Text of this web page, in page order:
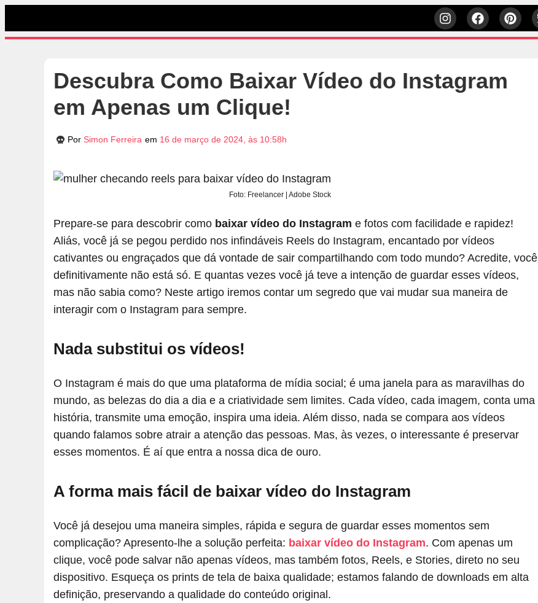
Descubra Como Baixar Vídeo do Instagram
em Apenas um Clique!
Por Simon Ferreira em 16 de março de 2024, às 10:58h
Foto: Freelancer | Adobe Stock
Prepare-se para descobrir como baixar vídeo do Instagram e fotos com facilidade e rapidez!
Aliás, você já se pegou perdido nos infindáveis Reels do Instagram, encantado por vídeos
cativantes ou engraçados que dá vontade de sair compartilhando com todo mundo? Acredite, você
definitivamente não está só. E quantas vezes você já teve a intenção de guardar esses vídeos,
mas não sabia como? Neste artigo iremos contar um segredo que vai mudar sua maneira de
interagir com o Instagram para sempre.
Nada substitui os vídeos!
O Instagram é mais do que uma plataforma de mídia social; é uma janela para as maravilhas do
mundo, as belezas do dia a dia e a criatividade sem limites. Cada vídeo, cada imagem, conta uma
história, transmite uma emoção, inspira uma ideia. Além disso, nada se compara aos vídeos
quando falamos sobre atrair a atenção das pessoas. Mas, às vezes, o interessante é preservar
esses momentos. É aí que entra a nossa dica de ouro.
A forma mais fácil de baixar vídeo do Instagram
Você já desejou uma maneira simples, rápida e segura de guardar esses momentos sem
complicação? Apresento-lhe a solução perfeita: baixar vídeo do Instagram. Com apenas um
clique, você pode salvar não apenas vídeos, mas também fotos, Reels, e Stories, direto no seu
dispositivo. Esqueça os prints de tela de baixa qualidade; estamos falando de downloads em alta
definição, preservando a qualidade do conteúdo original.